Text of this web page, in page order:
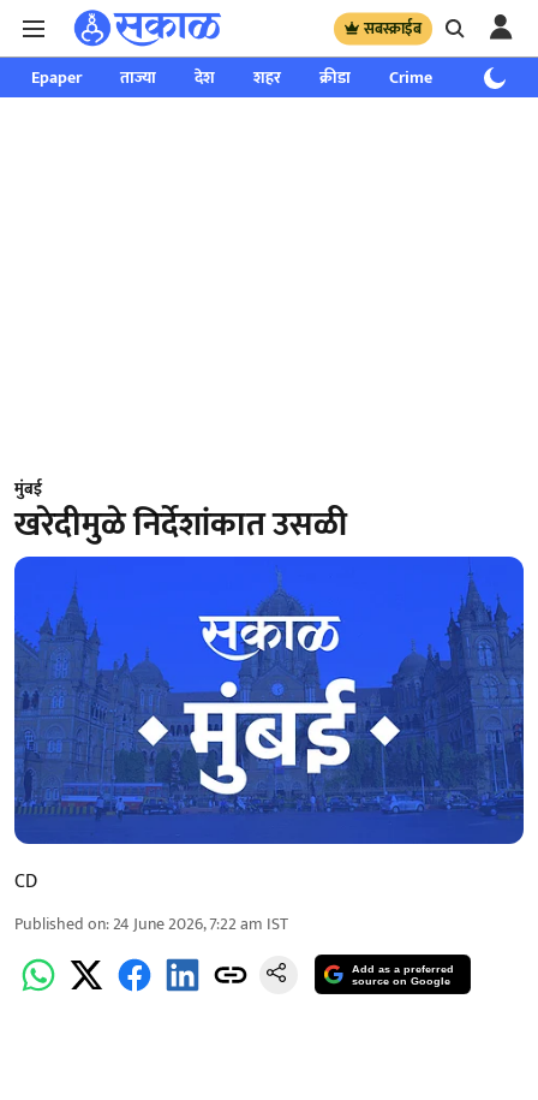
सबस्क्राईब
Epaper ताज्या देश शहर क्रीडा Crime साप्ताहिक
मुंबई
खरेदीमुळे निर्देशांकात उसळी
CD
Published on:24 June 2026, 7:22 am IST
Add as a preferred
source on Google